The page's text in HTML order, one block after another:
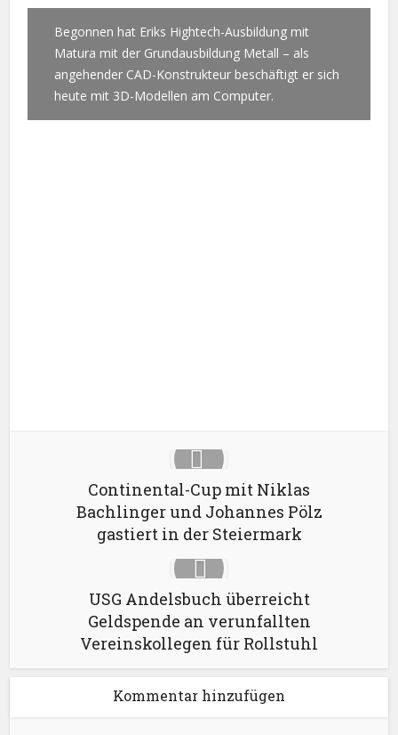
Begonnen hat Eriks Hightech-Ausbildung mit
Matura mit der Grundausbildung Metall – als
angehender CAD-Konstrukteur beschäftigt er sich
heute mit 3D-Modellen am Computer.
Continental-Cup mit Niklas
Bachlinger und Johannes Pölz
gastiert in der Steiermark
USG Andelsbuch überreicht
Geldspende an verunfallten
Vereinskollegen für Rollstuhl
Kommentar hinzufügen